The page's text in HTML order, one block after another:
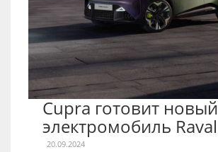
Cupra готовит новый
электромобиль Raval
20.09.2024